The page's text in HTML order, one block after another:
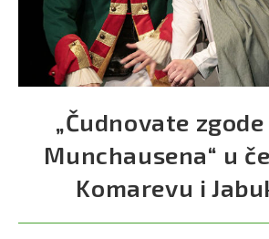
„Čudnovate
Munchausena“ u
Komarevu i